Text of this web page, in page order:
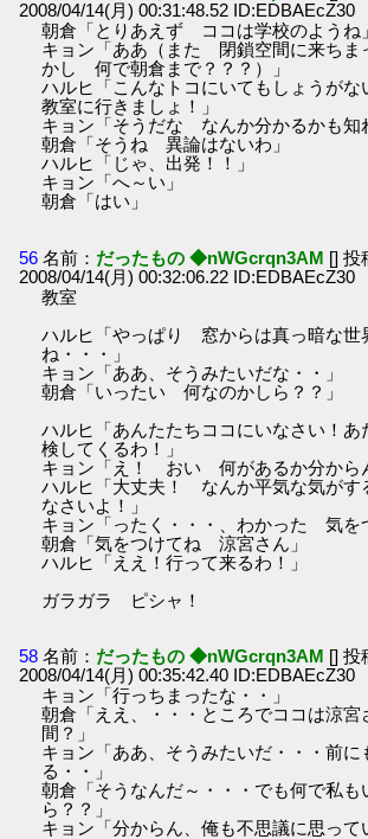
2008/04/14(月) 00:31:48.52 ID:EDBAEcZ30
朝倉「とりあえず ココは学校のようね」
キョン「ああ（また 閉鎖空間に来ちま
かし 何で朝倉まで？？？）」
ハルヒ「こんなトコにいてもしょうが
教室に行きましょ！」
キョン「そうだな なんか分かるかも知
朝倉「そうね 異論はないわ」
ハルヒ「じゃ、出発！！」
キョン「へ～い」
朝倉「はい」
56 名前： だったもの ◆nWGcrqn3AM [] 投
2008/04/14(月) 00:32:06.22 ID:EDBAEcZ30
教室
ハルヒ「やっぱり 窓からは真っ暗な世
ね・・・」
キョン「ああ、そうみたいだな・・」
朝倉「いったい 何なのかしら？？」
ハルヒ「あんたたちココにいなさい！あ
検してくるわ！」
キョン「え！ おい 何があるか分から
ハルヒ「大丈夫！ なんか平気な気が
なさいよ！」
キョン「ったく・・・、わかった 気を
朝倉「気をつけてね 涼宮さん」
ハルヒ「ええ！行って来るわ！」
ガラガラ ピシャ！
58 名前： だったもの ◆nWGcrqn3AM [] 投
2008/04/14(月) 00:35:42.40 ID:EDBAEcZ30
キョン「行っちまったな・・」
朝倉「ええ、・・・ところでココは涼宮
間？」
キョン「ああ、そうみたいだ・・・前に
る・・」
朝倉「そうなんだ～・・・でも何で私も
ら？？」
キョン「分からん、俺も不思議に思って